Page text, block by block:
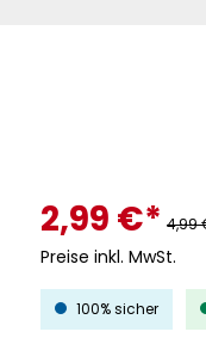
2,99 €* 4,99
Preise inkl. MwSt.
100% sicher